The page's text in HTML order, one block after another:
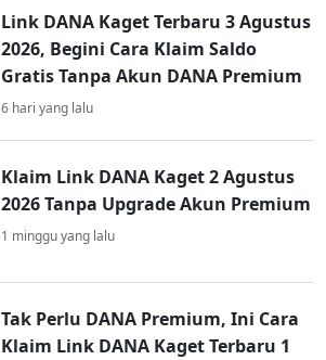
Link DANA Kaget Terbaru 3 Agustus
2026, Begini Cara Klaim Saldo
Gratis Tanpa Akun DANA Premium
6 hari yang lalu
Klaim Link DANA Kaget 2 Agustus
2026 Tanpa Upgrade Akun Premium
1 minggu yang lalu
Tak Perlu DANA Premium, Ini Cara
Klaim Link DANA Kaget Terbaru 1